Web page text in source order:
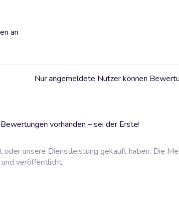
an
vorhanden – sei der Erste!
Nur angemeldete Nutzer können
unsere Dienstleistung gekauft haben. Die
veröffentlicht.